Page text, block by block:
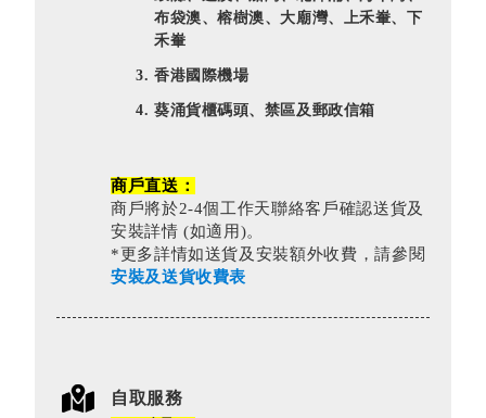
布袋澳、榕樹澳、大廟灣、上禾輋、下
禾輋
香港國際機場
葵涌貨櫃碼頭、禁區及郵政信箱
商戶直送：
商戶將於2-4個工作天聯絡客戶確認送貨及
安裝詳情 (如適用)。
*更多詳情如送貨及安裝額外收費，請參閱
安裝及送貨收費表
自取服務